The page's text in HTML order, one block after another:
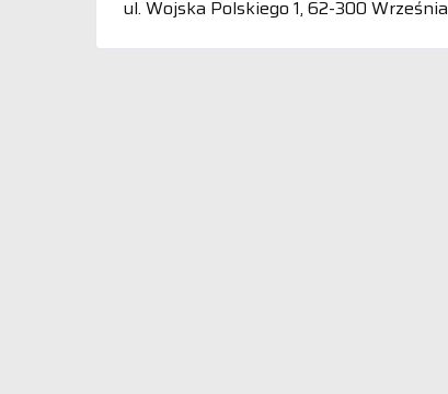
ul. Wojska Polskiego 1, 62-300 Września